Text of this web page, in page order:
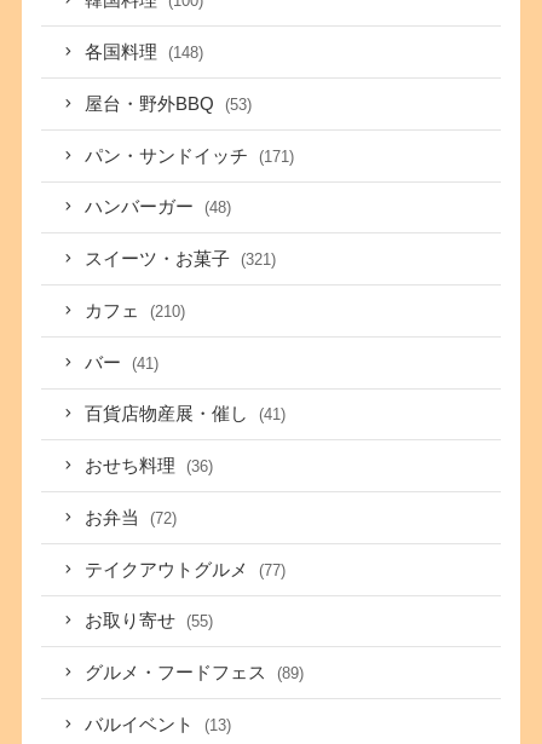
各国料理 (148)
屋台・野外BBQ (53)
パン・サンドイッチ (171)
ハンバーガー (48)
スイーツ・お菓子 (321)
カフェ (210)
バー (41)
百貨店物産展・催し (41)
おせち料理 (36)
お弁当 (72)
テイクアウトグルメ (77)
お取り寄せ (55)
グルメ・フードフェス (89)
バルイベント (13)